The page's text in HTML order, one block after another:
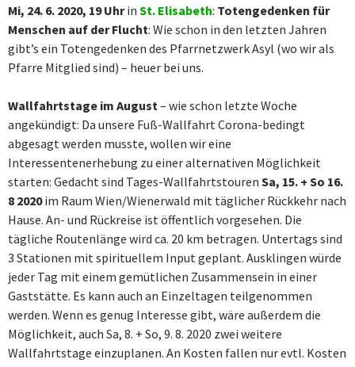
Mi, 24. 6. 2020, 19 Uhrin St. Elisabeth: Totengedenken für
Menschen auf der Flucht: Wie schon in den letzten Jahren
gibt’s ein Totengedenken des Pfarrnetzwerk Asyl (wo wir als
Pfarre Mitglied sind) – heuer bei uns.
Wallfahrtstage im August– wie schon letzte Woche
angekündigt: Da unsere Fuß-Wallfahrt Corona-bedingt
abgesagt werden musste, wollen wir eine
Interessentenerhebung zu einer alternativen Möglichkeit
starten: Gedacht sind Tages-Wallfahrtstouren Sa, 15. + So 16.
8 2020im Raum Wien/Wienerwald mit täglicher Rückkehr nach
Hause. An- und Rückreise ist öffentlich vorgesehen. Die
tägliche Routenlänge wird ca. 20 km betragen. Untertags sind
3 Stationen mit spirituellem Input geplant. Ausklingen würde
jeder Tag mit einem gemütlichen Zusammensein in einer
Gaststätte. Es kann auch an Einzeltagen teilgenommen
werden. Wenn es genug Interesse gibt, wäre außerdem die
Möglichkeit, auch Sa, 8. + So, 9. 8. 2020 zwei weitere
Wallfahrtstage einzuplanen. An Kosten fallen nur evtl. Kosten